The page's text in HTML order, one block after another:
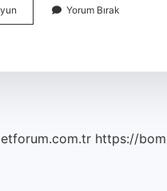
Yakmak
Yorum Bırak
https://